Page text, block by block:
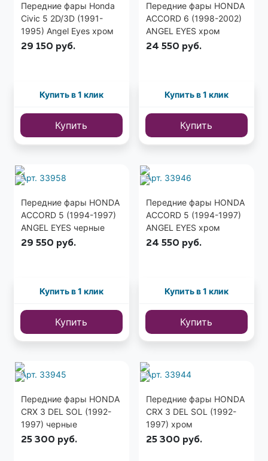
Передние фары Honda
Civic 5 2D/3D (1991-
1995) Angel Eyes хром
29 150 руб.
Купить в 1 клик
Купить
Передние фары HONDA
ACCORD 6 (1998-2002)
ANGEL EYES хром
(США)
24 550 руб.
Купить в 1 клик
Купить
Арт. 33958
Передние фары HONDA
ACCORD 5 (1994-1997)
ANGEL EYES черные
(США)
29 550 руб.
Купить в 1 клик
Купить
Арт. 33946
Передние фары HONDA
ACCORD 5 (1994-1997)
ANGEL EYES хром
(США)
24 550 руб.
Купить в 1 клик
Купить
Арт. 33945
Передние фары HONDA
CRX 3 DEL SOL (1992-
1997) черные
25 300 руб.
Арт. 33944
Передние фары HONDA
CRX 3 DEL SOL (1992-
1997) хром
25 300 руб.